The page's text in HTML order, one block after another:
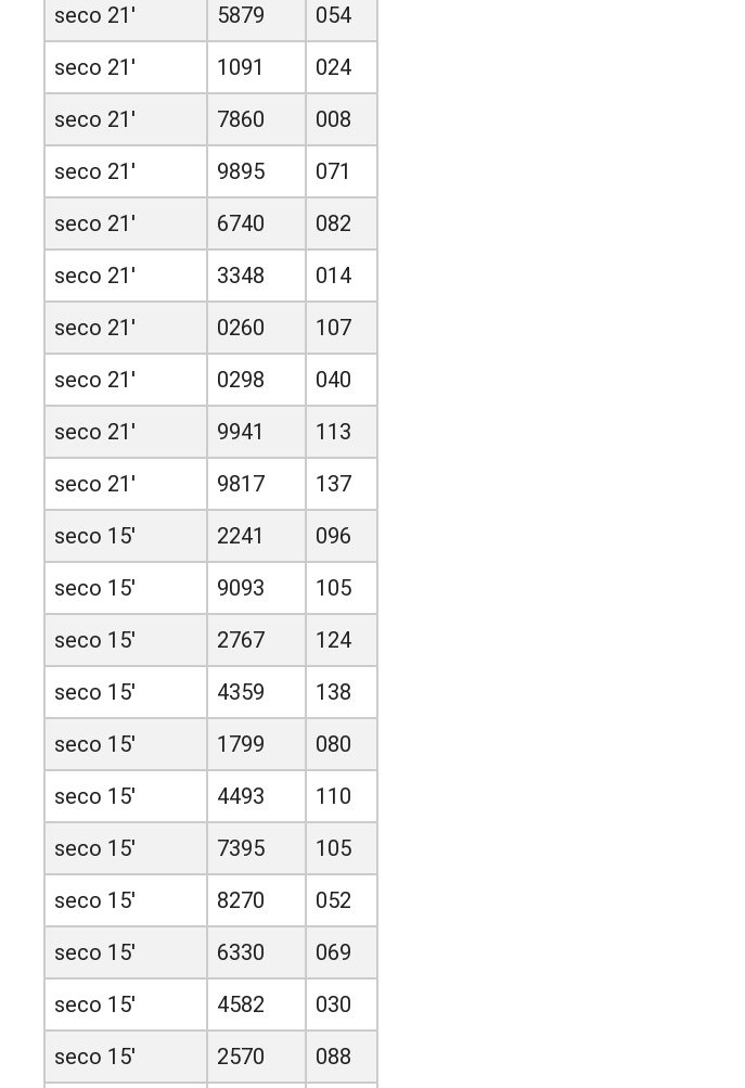
seco 21'
5879
054
seco 21'
1091
024
seco 21'
7860
008
seco 21'
9895
071
seco 21'
6740
082
seco 21'
3348
014
seco 21'
0260
107
seco 21'
0298
040
seco 21'
9941
113
seco 21'
9817
137
seco 15'
2241
096
seco 15'
9093
105
seco 15'
2767
124
seco 15'
4359
138
seco 15'
1799
080
seco 15'
4493
110
seco 15'
7395
105
seco 15'
8270
052
seco 15'
6330
069
seco 15'
4582
030
seco 15'
2570 088